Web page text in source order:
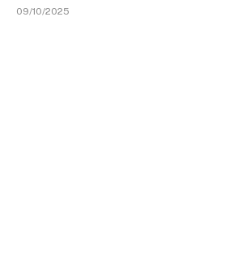
09/10/2025